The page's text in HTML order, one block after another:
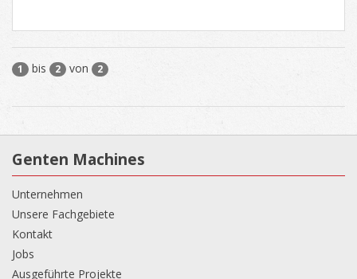
1 bis 2 von 2
Genten Machines
Unternehmen
Unsere Fachgebiete
Kontakt
Jobs
Ausgeführte Projekte